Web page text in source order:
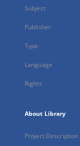
Subject
Publisher
Type
Language
Rights
About Library
Project Description